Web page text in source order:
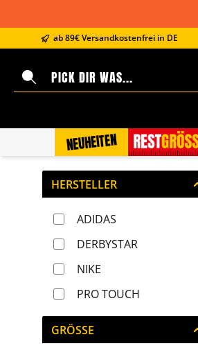
ab 89€ Versandkostenfrei in DE
NEUHEITEN RESTGRÖSSEN
HERSTELLER
ADIDAS
DERBYSTAR
NIKE
PRO TOUCH
GRÖSSE